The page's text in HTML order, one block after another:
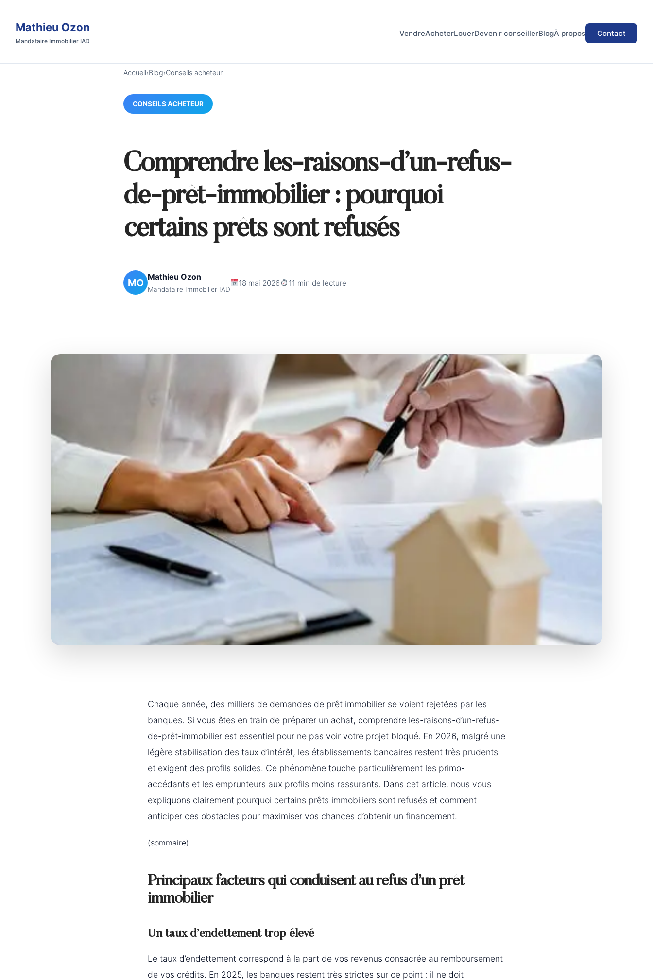
Mathieu Ozon
Mandataire Immobilier IAD
VendreAcheterLouerDevenir conseillerBlogÀ propos Contact
Accueil›Blog›Conseils acheteur
CONSEILS ACHETEUR
Comprendre les-raisons-d’un-refus-
de-prêt-immobilier : pourquoi
certains prêts sont refusés
MO Mathieu Ozon
Mandataire Immobilier IAD
18 mai 2026 11 min de lecture
Chaque année, des milliers de demandes de prêt immobilier se voient rejetées par les
banques. Si vous êtes en train de préparer un achat, comprendre les-raisons-d’un-refus-
de-prêt-immobilier est essentiel pour ne pas voir votre projet bloqué. En 2026, malgré une
légère stabilisation des taux d’intérêt, les établissements bancaires restent très prudents
et exigent des profils solides. Ce phénomène touche particulièrement les primo-
accédants et les emprunteurs aux profils moins rassurants. Dans cet article, nous vous
expliquons clairement pourquoi certains prêts immobiliers sont refusés et comment
anticiper ces obstacles pour maximiser vos chances d’obtenir un financement.
(sommaire)
Principaux facteurs qui conduisent au refus d’un prêt
immobilier
Un taux d’endettement trop élevé
Le taux d’endettement correspond à la part de vos revenus consacrée au remboursement
de vos crédits. En 2025, les banques restent très strictes sur ce point : il ne doit